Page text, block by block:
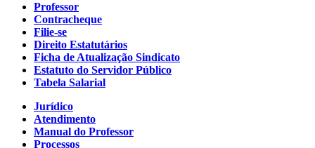
Professor
Contracheque
Filie-se
Direito Estatutários
Ficha de Atualização Sindicato
Estatuto do Servidor Público
Tabela Salarial
Jurídico
Atendimento
Manual do Professor
Processos